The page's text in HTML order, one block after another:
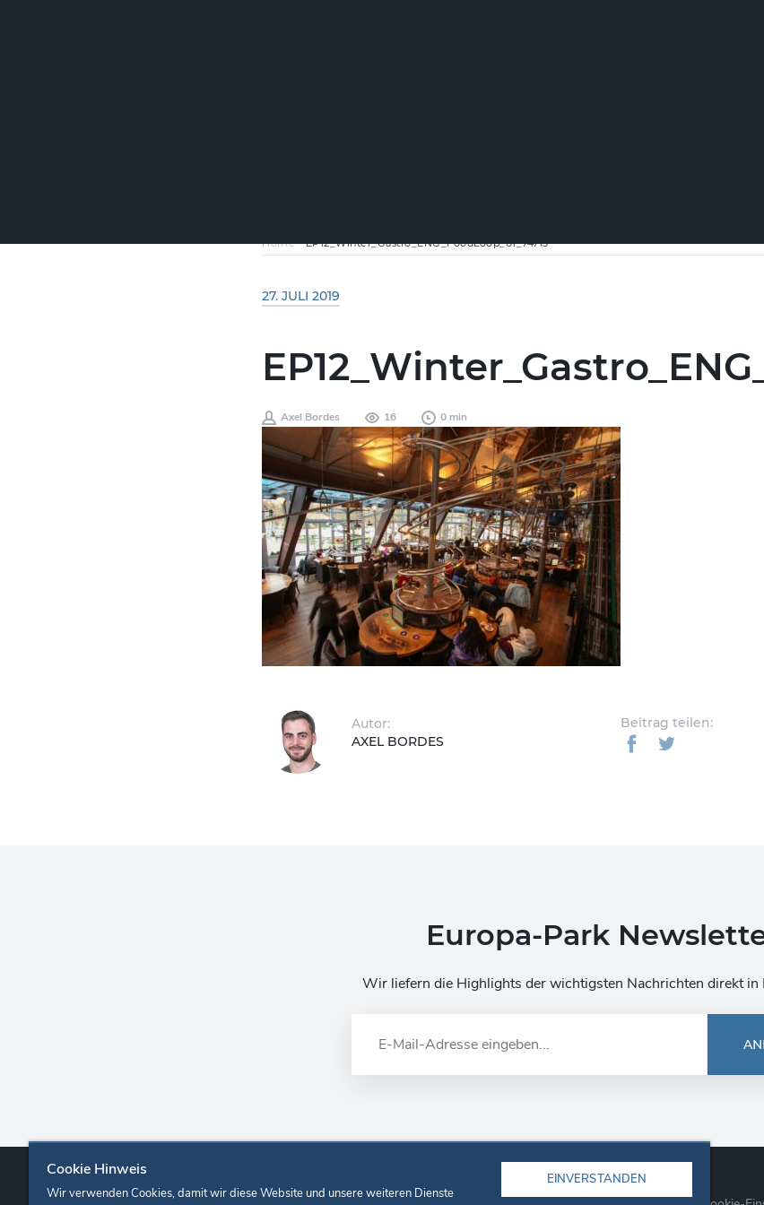
Home-EP12_Winter_Gastro_ENG_FoodLoop_01_74713
27. JULI 2019
Axel Bordes 16 0 min
Autor:
AXEL BORDES
Beitrag teilen:
Europa-Park
Wir liefern die Highlights der wichtigsten Nachrichten direkt in
Cookie Hinweis
Wir verwenden Cookies, damit wir diese Website und unsere weiteren Dienste
EINVERSTANDEN